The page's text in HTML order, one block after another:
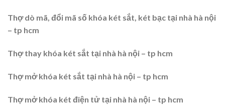
Thợ dò mã, đổi mã số khóa két sắt, két bạc tại nhà hà nội
– tp hcm
Thợ thay khóa két sắt tại nhà hà nội – tp hcm
Thợ mở khóa két sắt tại nhà hà nội – tp hcm
Thợ mở khóa két điện tử tại nhà hà nội – tp hcm